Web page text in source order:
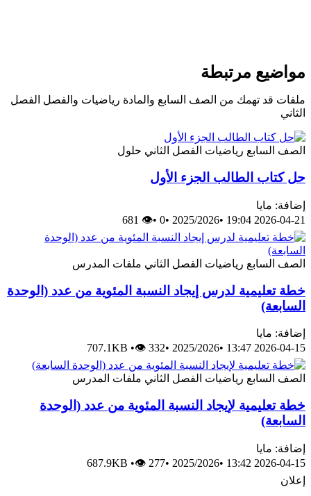
مواضيع مرتبطة
ملفات قد تهمك من الصف السابع والمادة رياضيات والفصل الفصل
الثاني
الصف السابع رياضيات الفصل الثاني حلول
حل كتاب الطالب الجزء الأول
إضافة: مايا
2026-04-21 19:04
•
2025/2026
•
0
•
👁 681
الصف السابع رياضيات الفصل الثاني ملفات المدرس
خطة تعليمية لدرس إيجاد النسبة المئوية من عدد (الوحدة
السابعة)
إضافة: مايا
2026-04-15 13:47
•
2025/2026
•
707.1KB •👁 332
الصف السابع رياضيات الفصل الثاني ملفات المدرس
خطة تعليمية لإيجاد النسبة المئوية من عدد (الوحدة
السابعة)
إضافة: مايا
2026-04-15 13:42
•
2025/2026
•
687.9KB •👁 277
إعلان